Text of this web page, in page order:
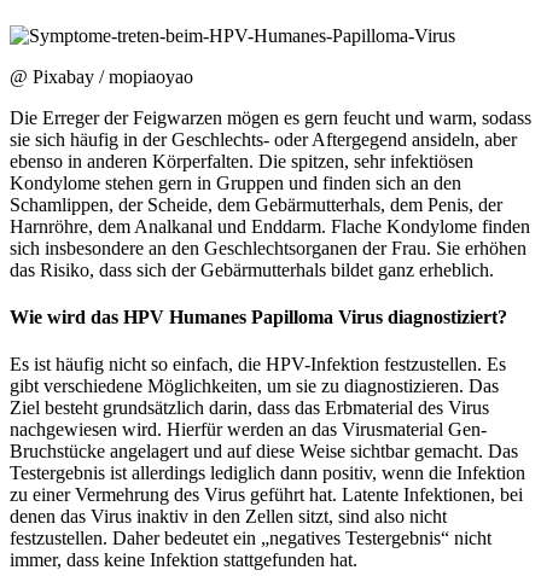
@ Pixabay / mopiaoyao
Die Erreger der Feigwarzen mögen es gern feucht und warm, sodass
sie sich häufig in der Geschlechts- oder Aftergegend ansideln, aber
ebenso in anderen Körperfalten. Die spitzen, sehr infektiösen
Kondylome stehen gern in Gruppen und finden sich an den
Schamlippen, der Scheide, dem Gebärmutterhals, dem Penis, der
Harnröhre, dem Analkanal und Enddarm. Flache Kondylome finden
sich insbesondere an den Geschlechtsorganen der Frau. Sie erhöhen
das Risiko, dass sich der Gebärmutterhals bildet ganz erheblich.
Wie wird das HPV Humanes Papilloma Virus diagnostiziert?
Es ist häufig nicht so einfach, die HPV-Infektion festzustellen. Es
gibt verschiedene Möglichkeiten, um sie zu diagnostizieren. Das
Ziel besteht grundsätzlich darin, dass das Erbmaterial des Virus
nachgewiesen wird. Hierfür werden an das Virusmaterial Gen-
Bruchstücke angelagert und auf diese Weise sichtbar gemacht. Das
Testergebnis ist allerdings lediglich dann positiv, wenn die Infektion
zu einer Vermehrung des Virus geführt hat. Latente Infektionen, bei
denen das Virus inaktiv in den Zellen sitzt, sind also nicht
festzustellen. Daher bedeutet ein „negatives Testergebnis“ nicht
immer, dass keine Infektion stattgefunden hat.